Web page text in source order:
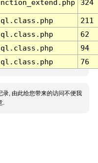
324
211
62
94
76
录, 由此给您带来的访问不便我
.